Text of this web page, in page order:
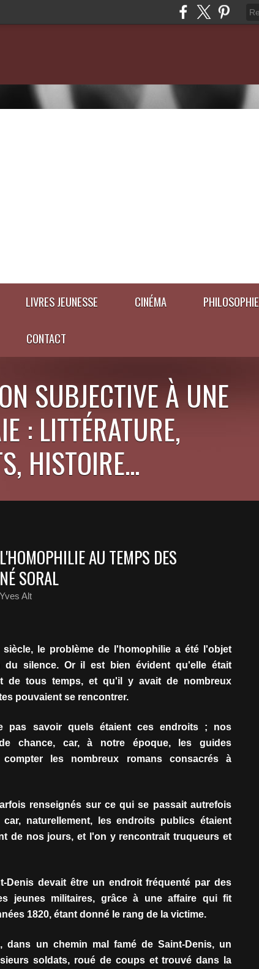
LIVRES JEUNESSE CINÉMA PHILOSOPHIE
CONTACT
SUBJECTIVE À UNE
: LITTÉRATURE,
HISTOIRE...
AU TEMPS DES
SORAL
Alt
siècle, le problème de l'homophilie a été l'objet
du silence. Or il est bien évident qu'elle était
de tous temps, et qu'il y avait de nombreux
pouvaient se rencontrer.
pas savoir quels étaient ces endroits ; nos
chance, car, à notre époque, les guides
les nombreux romans consacrés à
renseignés sur ce qui se passait autrefois
naturellement, les endroits publics étaient
de nos jours, et l'on y rencontrait truqueurs et
Denis devait être un endroit fréquenté par des
jeunes militaires, grâce à une affaire qui fit
1820, étant donné le rang de la victime.
dans un chemin mal famé de Saint-Denis, un
soldats, roué de coups et trouvé dans la